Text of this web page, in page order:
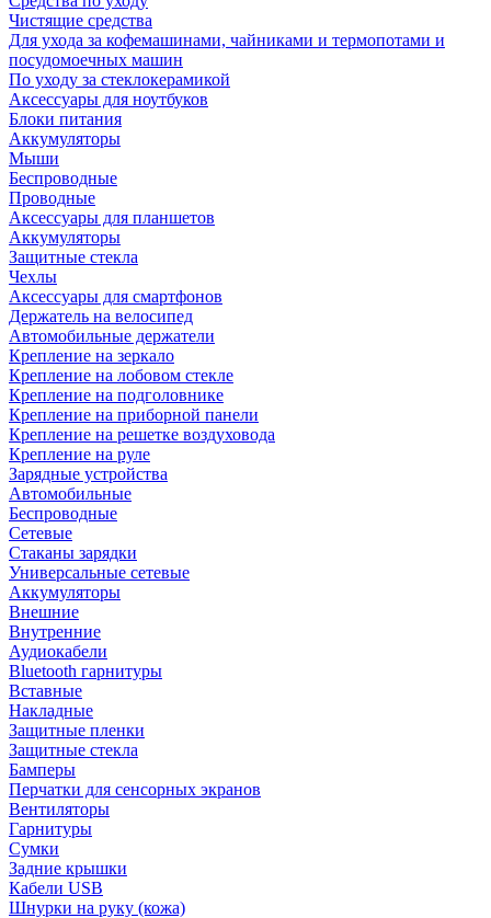
Чистящие средства
Для ухода за кофемашинами, чайниками и термопотами и
посудомоечных машин
По уходу за стеклокерамикой
Аксессуары для ноутбуков
Блоки питания
Аккумуляторы
Мыши
Беспроводные
Проводные
Аксессуары для планшетов
Аккумуляторы
Защитные стекла
Чехлы
Аксессуары для смартфонов
Держатель на велосипед
Автомобильные держатели
Крепление на зеркало
Крепление на лобовом стекле
Крепление на подголовнике
Крепление на приборной панели
Крепление на решетке воздуховода
Крепление на руле
Зарядные устройства
Автомобильные
Беспроводные
Сетевые
Стаканы зарядки
Универсальные сетевые
Аккумуляторы
Внешние
Внутренние
Аудиокабели
Bluetooth гарнитуры
Вставные
Накладные
Защитные пленки
Защитные стекла
Бамперы
Перчатки для сенсорных экранов
Вентиляторы
Гарнитуры
Сумки
Задние крышки
Кабели USB
Шнурки на руку (кожа)